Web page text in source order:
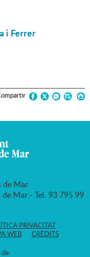
i Ferrer
de Mar
Mar - Tel. 93 795 99
PRIVACITAT
WEB CRÈDITS
de: